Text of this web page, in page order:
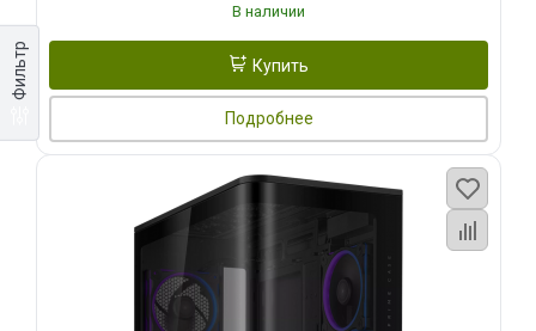
Фильтр
В наличии
Купить
Подробнее